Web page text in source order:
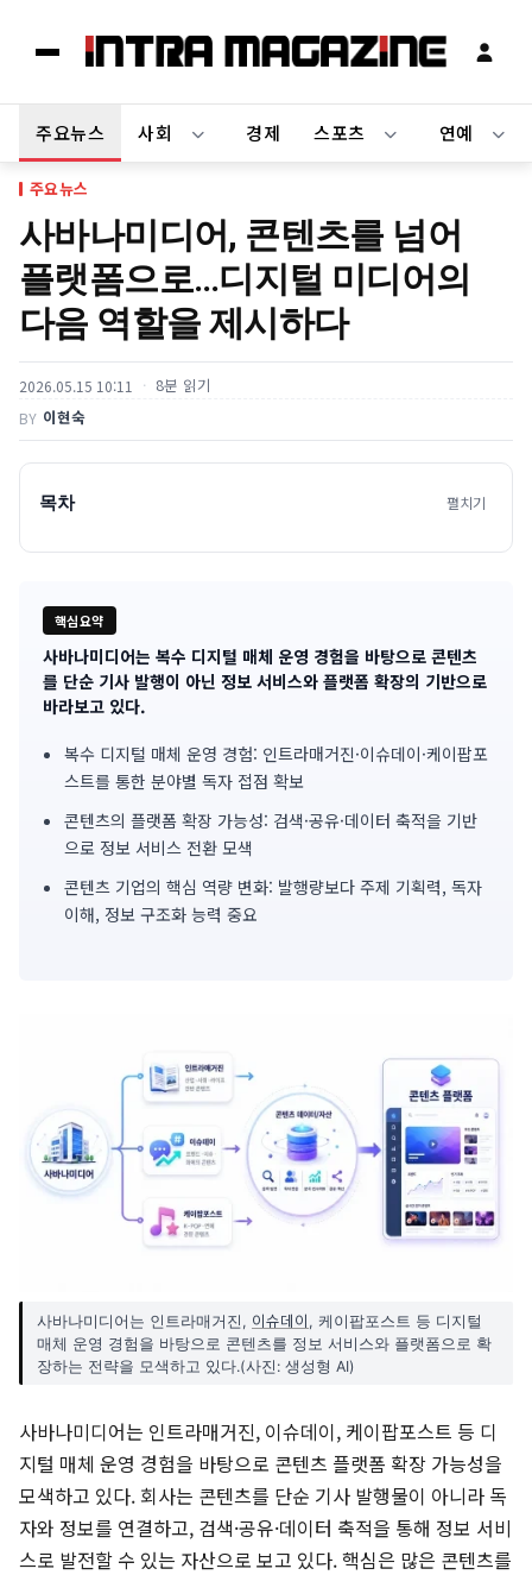
주요뉴스 사회 경제 스포츠 연예
주요뉴스
사바나미디어, 콘텐츠를 넘어
플랫폼으로…디지털 미디어의
다음 역할을 제시하다
2026.05.15 10:11 8분 읽기
BY 이현숙
목차 펼치기
핵심요약
기
사
핵
약
사바나미디어는 복수 디지털 매체 운영 경험을 바탕으로 콘텐츠
를 단순 기사 발행이 아닌 정보 서비스와 플랫폼 확장의 기반으로
바라보고 있다.
복수 디지털 매체 운영 경험: 인트라매거진·이슈데이·케이팝포
스트를 통한 분야별 독자 접점 확보
콘텐츠의 플랫폼 확장 가능성: 검색·공유·데이터 축적을 기반
으로 정보 서비스 전환 모색
콘텐츠 기업의 핵심 역량 변화: 발행량보다 주제 기획력, 독자
이해, 정보 구조화 능력 중요
사바나미디어는 인트라매거진, 이슈데이 , 케이팝포스트 등 디지털
매체 운영 경험을 바탕으로 콘텐츠를 정보 서비스와 플랫폼으로 확
장하는 전략을 모색하고 있다.(사진: 생성형 AI)
사바나미디어는 인트라매거진, 이슈데이, 케이팝포스트 등 디
지털 매체 운영 경험을 바탕으로 콘텐츠 플랫폼 확장 가능성을
모색하고 있다. 회사는 콘텐츠를 단순 기사 발행물이 아니라 독
자와 정보를 연결하고, 검색·공유·데이터 축적을 통해 정보 서비
스로 발전할 수 있는 자산으로 보고 있다. 핵심은 많은 콘텐츠를